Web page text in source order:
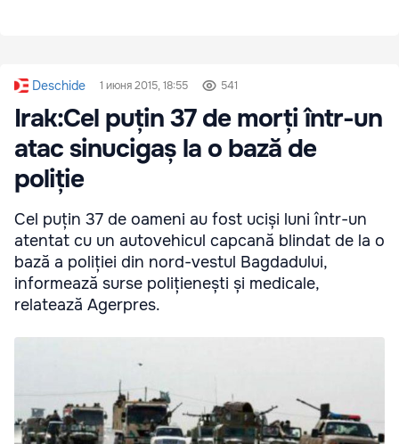
Deschide 1 июня 2015, 18:55 541
Irak:Cel puțin 37 de morți într-un
atac sinucigaș la o bază de
poliție
Cel puțin 37 de oameni au fost uciși luni într-un
atentat cu un autovehicul capcană blindat de la o
bază a poliției din nord-vestul Bagdadului,
informează surse polițienești și medicale,
relatează Agerpres.